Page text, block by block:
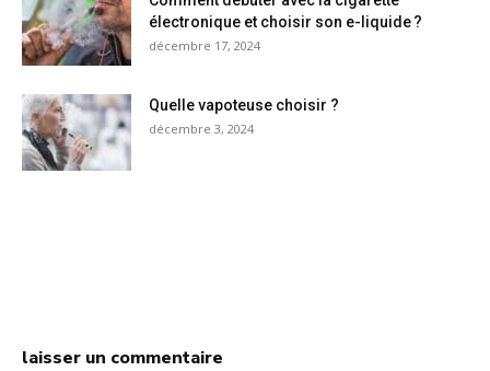
électronique et choisir son e-liquide ?
décembre 17, 2024
Quelle vapoteuse choisir ?
décembre 3, 2024
laisser un commentaire